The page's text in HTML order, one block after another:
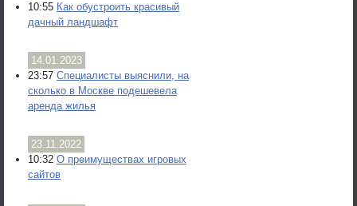
10:55 Как обустроить красивый
дачный ландшафт
14.01.2023
23:57 Специалисты выяснили, на
сколько в Москве подешевела
аренда жилья
23.11.2022
10:32 О преимуществах игровых
сайтов